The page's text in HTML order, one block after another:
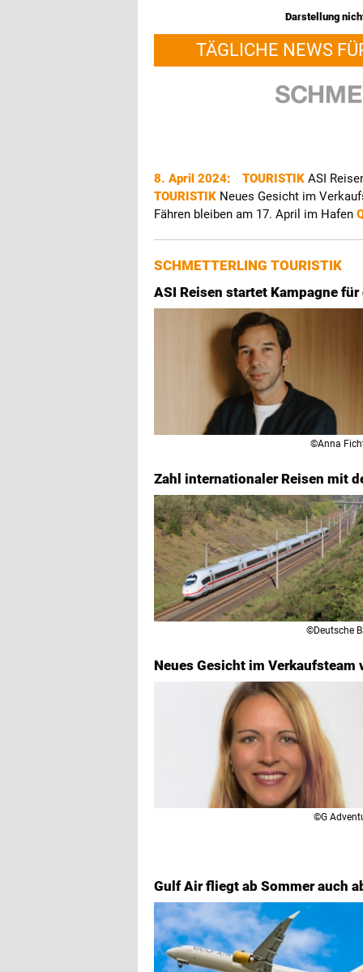
Darstellung
TÄGLICHE NEWS
8. April 2024: TOURISTIK ASI
TOURISTIK Neues Gesicht im
Fähren bleiben am 17. April im Hafen
SCHMETTERLING TOURISTIK
ASI Reisen startet Kampagne
©Anna
Zahl internationaler Reisen mit
©Deutsche
Neues Gesicht im Verkaufsteam
©G
Gulf Air fliegt ab Sommer auch